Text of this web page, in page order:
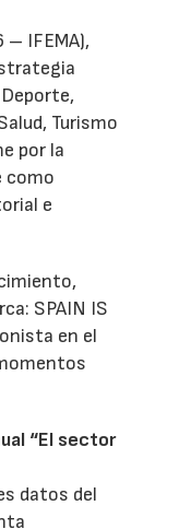
– IFEMA),
Turismo
por la
como
e
SPAIN IS
en el
“El sector
datos del